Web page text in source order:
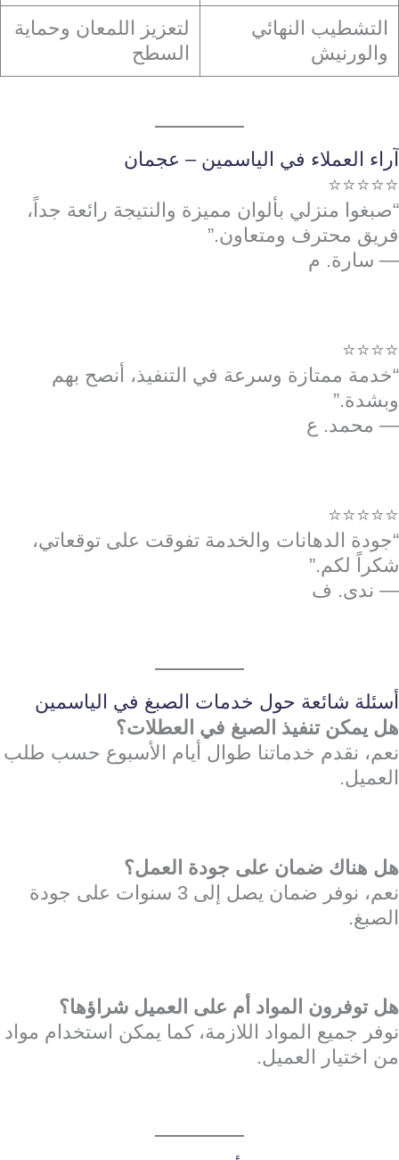
التشطيب النهائي
والورنيش
لتعزيز اللمعان وحماية
السطح
آراء العملاء في الياسمين – عجمان
⭐⭐⭐⭐⭐
“صبغوا منزلي بألوان مميزة والنتيجة رائعة جداً،
فريق محترف ومتعاون.”
— سارة. م
⭐⭐⭐⭐
“خدمة ممتازة وسرعة في التنفيذ، أنصح بهم
وبشدة.”
— محمد. ع
⭐⭐⭐⭐⭐
“جودة الدهانات والخدمة تفوقت على توقعاتي،
شكراً لكم.”
— ندى. ف
أسئلة شائعة حول خدمات الصبغ في الياسمين
هل يمكن تنفيذ الصبغ في العطلات؟
نعم، نقدم خدماتنا طوال أيام الأسبوع حسب طلب
العميل.
هل هناك ضمان على جودة العمل؟
نعم، نوفر ضمان يصل إلى 3 سنوات على جودة
الصبغ.
هل توفرون المواد أم على العميل شراؤها؟
نوفر جميع المواد اللازمة، كما يمكن استخدام مواد
من اختيار العميل.